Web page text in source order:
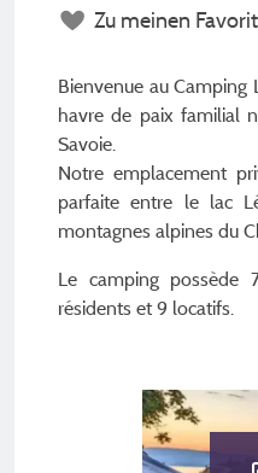
Zu meinen
Bienvenue au Camping
havre de paix familial
Savoie.
Notre emplacement
parfaite entre le lac
montagnes alpines du
Le camping possède
résidents et 9 locatifs.